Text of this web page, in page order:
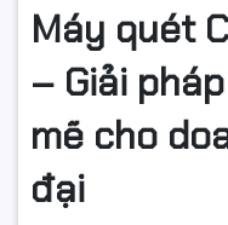
Máy quét
– Giải
mẽ cho
đại
Điện năng
yêu cầu
AC220 -
Mức tiêu
46,5W (Khi